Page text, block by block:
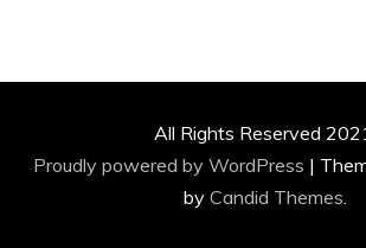
All Rights Reserved
Proudly powered by WordPress |
by Candid Themes.